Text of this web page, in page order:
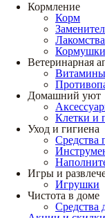
Кормление
Корм
Лакомства
Ветеринарная
Домашний уют
Клетки и
Уход и гигиена
Средства
Игры и
Игрушки
Чистота в доме
Средства